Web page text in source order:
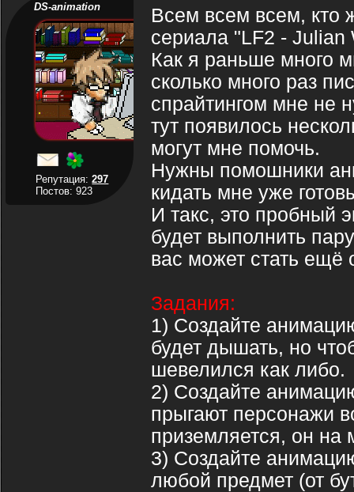
DS-animation
Репутация:297
Постов: 923
Всем всем всем, кто
сериала "LF2 - Julian
Как я раньше много
сколько много раз
спрайтингом мне не
тут появилось
могут мне помочь.
Нужны помошники
кидать мне уже
И такс, это пробный
будет выполнить
вас может стать
Задания:
1) Создайте
будет дышать, но
шевелился как либо.
2) Создайте
прыгают персонажи
приземляется, он на
3) Создайте
любой предмет (от